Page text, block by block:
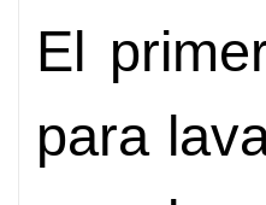
El
para